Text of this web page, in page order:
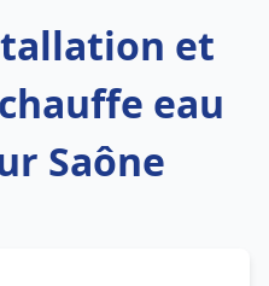
et
eau
Saône